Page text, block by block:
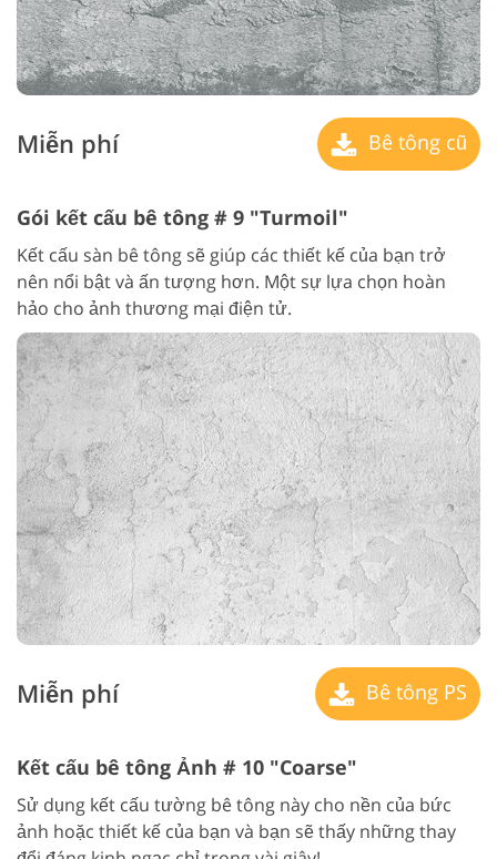
Miễn phí Bê tông cũ
Gói kết cấu bê tông # 9 "Turmoil"
Kết cấu sàn bê tông sẽ giúp các thiết kế của bạn trở
nên nổi bật và ấn tượng hơn. Một sự lựa chọn hoàn
hảo cho ảnh thương mại điện tử.
Miễn phí Bê tông PS
Kết cấu bê tông Ảnh # 10 "Coarse"
Sử dụng kết cấu tường bê tông này cho nền của bức
ảnh hoặc thiết kế của bạn và bạn sẽ thấy những thay